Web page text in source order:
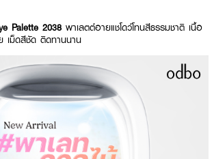
Palette 2038 พาเลตต์อายแชโดว์โทนสีธรรมชาติ เนื้อ
เม็ดสีชัด ติดทานนาน